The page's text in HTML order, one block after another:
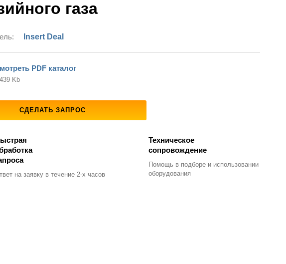
газа
Insert Deal
PDF каталог
Kb
СДЕЛАТЬ ЗАПРОС
на заявкув течение 2-х часов
Техническое
сопровождение
Помощь в подбореи использовании
оборудования